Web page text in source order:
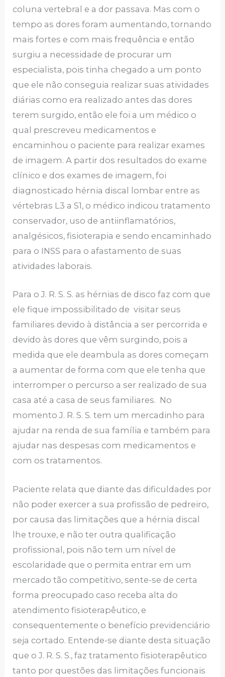
coluna vertebral e a dor passava. Mas com o
tempo as dores foram aumentando, tornando
mais fortes e com mais frequência e então
surgiu a necessidade de procurar um
especialista, pois tinha chegado a um ponto
que ele não conseguia realizar suas atividades
diárias como era realizado antes das dores
terem surgido, então ele foi a um médico o
qual prescreveu medicamentos e
encaminhou o paciente para realizar exames
de imagem. A partir dos resultados do exame
clínico e dos exames de imagem, foi
diagnosticado hérnia discal lombar entre as
vértebras L3 a S1, o médico indicou tratamento
conservador, uso de antiinflamatórios,
analgésicos, fisioterapia e sendo encaminhado
para o INSS para o afastamento de suas
atividades laborais.
Para o J. R. S. S. as hérnias de disco faz com que
ele fique impossibilitado de visitar seus
familiares devido à distância a ser percorrida e
devido às dores que vêm surgindo, pois a
medida que ele deambula as dores começam
a aumentar de forma com que ele tenha que
interromper o percurso a ser realizado de sua
casa até a casa de seus familiares. No
momento J. R. S. S. tem um mercadinho para
ajudar na renda de sua família e também para
ajudar nas despesas com medicamentos e
com os tratamentos.
Paciente relata que diante das dificuldades por
não poder exercer a sua profissão de pedreiro,
por causa das limitações que a hérnia discal
lhe trouxe, e não ter outra qualificação
profissional, pois não tem um nível de
escolaridade que o permita entrar em um
mercado tão competitivo, sente-se de certa
forma preocupado caso receba alta do
atendimento fisioterapêutico, e
consequentemente o benefício previdenciário
seja cortado. Entende-se diante desta situação
que o J. R. S. S., faz tratamento fisioterapêutico
tanto por questões das limitações funcionais